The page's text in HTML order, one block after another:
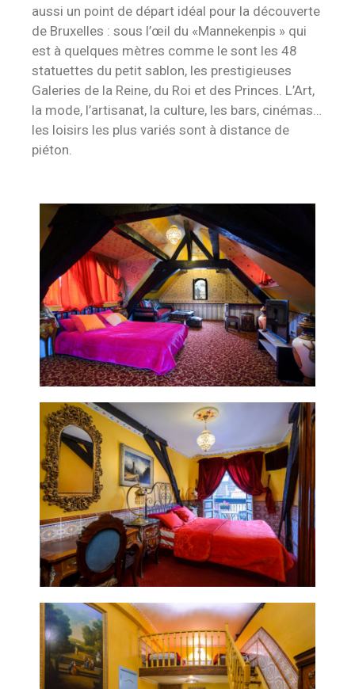
aussi un point de départ idéal pour la découverte
de Bruxelles : sous l’œil du «Mannekenpis » qui
est à quelques mètres comme le sont les 48
statuettes du petit sablon, les prestigieuses
Galeries de la Reine, du Roi et des Princes. L’Art,
la mode, l’artisanat, la culture, les bars, cinémas…
les loisirs les plus variés sont à distance de
piéton.